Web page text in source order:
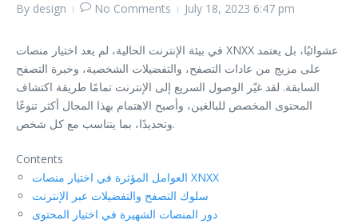
By design No Comments July 18, 2023 6:47 pm
في بيئة الإنترنت الحالية، لم يعد اختيار منصات XNXX عشوائيًا، بل يعتمد
على مزيج من عادات التصفح، والتفضيلات الشخصية، وخبرة التصفح
السابقة. لقد غيّر الوصول السريع إلى الإنترنت تمامًا طريقة اكتشاف
المحتوى المخصص للبالغين، وأصبح الاهتمام بهذا المجال أكثر تنوعًا
وتحديدًا، بما يتناسب مع كل شخص.
Contents
العوامل المؤثرة في اختيار منصات XNXX
سلوك التصفح والتفضيلات عبر الإنترنت
دور المنصات الشهيرة في اختيار المحتوى